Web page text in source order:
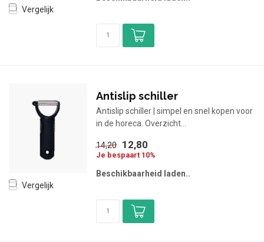
Vergelijk
Vergelijk
Antislip schiller
Antislip schiller | simpel en snel kopen voor
in de horeca. Overzicht...
14,20 12,80
Je bespaart 10%
Beschikbaarheid laden..